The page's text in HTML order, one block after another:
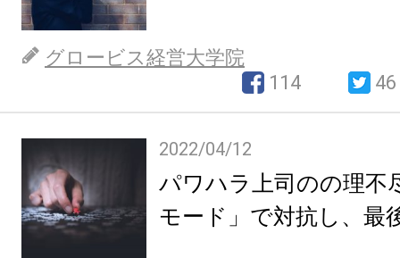
グロービス経営大学院
114
46
2022/04/12
パワハラ上司のの理不
モード」で対抗し、最